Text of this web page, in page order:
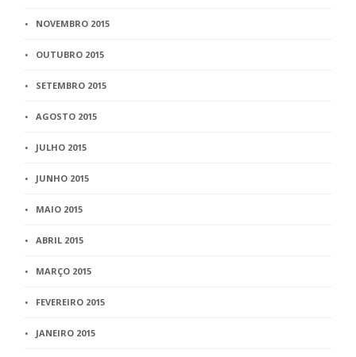
NOVEMBRO 2015
OUTUBRO 2015
SETEMBRO 2015
AGOSTO 2015
JULHO 2015
JUNHO 2015
MAIO 2015
ABRIL 2015
MARÇO 2015
FEVEREIRO 2015
JANEIRO 2015